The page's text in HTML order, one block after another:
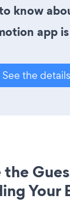
know
app
See the details
the
Your